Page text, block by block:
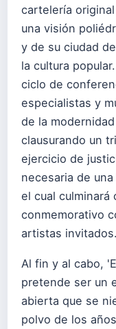
cartelería
una visión
y de su ciudad
la cultura
ciclo de
especialistas y
de la
clausurando un
ejercicio de
necesaria de
el cual
conmemorativo
artistas invitados.
Al fin y al cabo,
pretende ser un
abierta que se
polvo de los